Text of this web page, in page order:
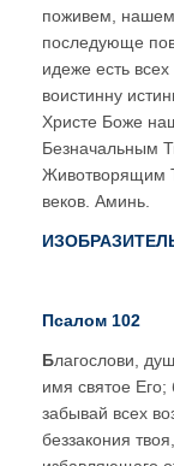
поживем,
последующе
идеже есть
воистинну
Христе Боже
Безначальным
Животворящим
веков. Аминь.
Псалом 102
Благослови,
имя святое
забывай всех
беззакония